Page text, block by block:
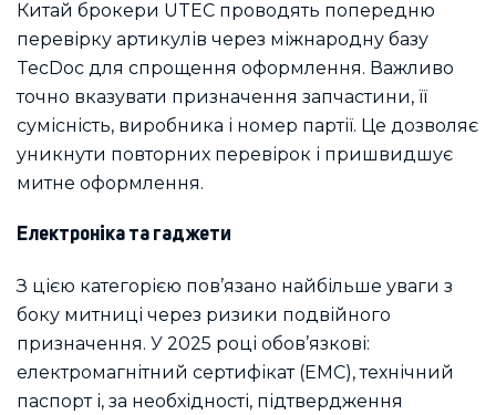
Китай брокери UTEC проводять попередню
перевірку артикулів через міжнародну базу
TecDoc для спрощення оформлення. Важливо
точно вказувати призначення запчастини, її
сумісність, виробника і номер партії. Це дозволяє
уникнути повторних перевірок і пришвидшує
митне оформлення.
Електроніка та гаджети
З цією категорією пов’язано найбільше уваги з
боку митниці через ризики подвійного
призначення. У 2025 році обов’язкові:
електромагнітний сертифікат (ЕМС), технічний
паспорт і, за необхідності, підтвердження